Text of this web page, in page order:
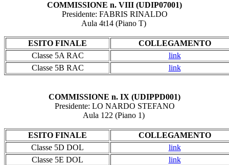
COMMISSIONE n. VIII (UDIP07001)
Presidente: FABRIS RINALDO
Aula 4t14 (Piano T)
ESITO FINALE
COLLEGAMENTO
Classe 5A RAC
link
Classe 5B RAC
link
COMMISSIONE n. IX (UDIPPD001)
Presidente: LO NARDO STEFANO
Aula 122 (Piano 1)
ESITO FINALE
COLLEGAMENTO
Classe 5D DOL
link
Classe 5E DOL
link